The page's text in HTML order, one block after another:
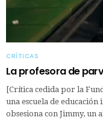
CRÍTICAS
La profesora de
[Crítica cedida por la
una escuela de
obsesiona con Jimmy, un